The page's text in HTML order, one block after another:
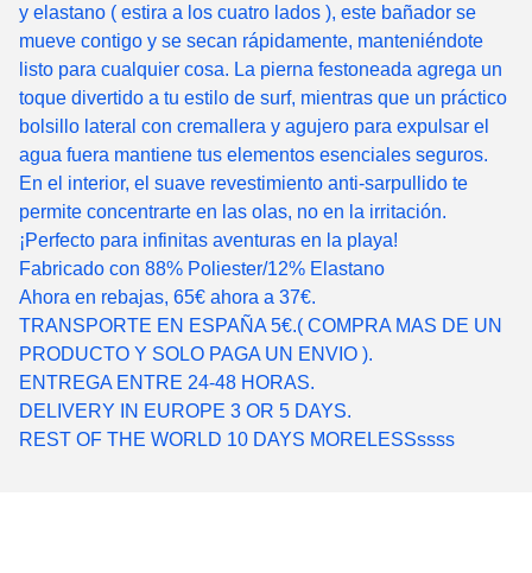
y elastano ( estira a los cuatro lados ), este bañador se
mueve contigo y se secan rápidamente, manteniéndote
listo para cualquier cosa. La pierna festoneada agrega un
toque divertido a tu estilo de surf, mientras que un práctico
bolsillo lateral con cremallera y agujero para expulsar el
agua fuera mantiene tus elementos esenciales seguros.
En el interior, el suave revestimiento anti-sarpullido te
permite concentrarte en las olas, no en la irritación.
¡Perfecto para infinitas aventuras en la playa!
Fabricado con 88% Poliester/12% Elastano
Ahora en rebajas, 65€ ahora a 37€.
TRANSPORTE EN ESPAÑA 5€.( COMPRA MAS DE UN
PRODUCTO Y SOLO PAGA UN ENVIO ).
ENTREGA ENTRE 24-48 HORAS.
DELIVERY IN EUROPE 3 OR 5 DAYS.
REST OF THE WORLD 10 DAYS MORELESSssss